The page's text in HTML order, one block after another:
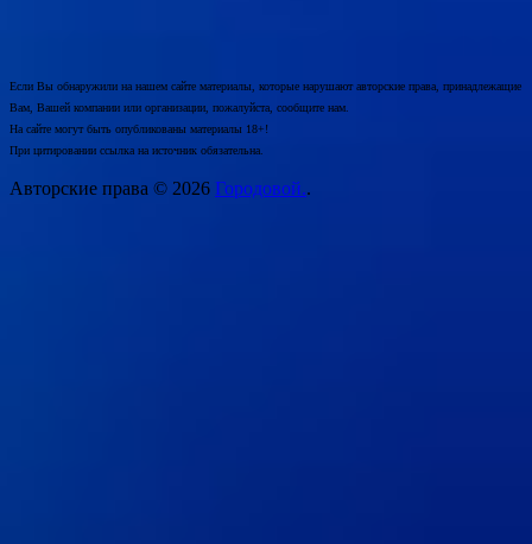
Если Вы обнаружили на нашем сайте материалы, которые нарушают авторские права, принадлежащие
Вам, Вашей компании или организации, пожалуйста, сообщите нам.
На сайте могут быть опубликованы материалы 18+!
При цитировании ссылка на источник обязательна.
Авторские права © 2026 Городовой..